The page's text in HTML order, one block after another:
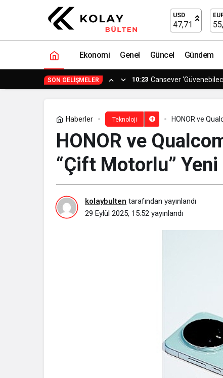
USD
47,71
Ekonomi Genel Güncel Gündem
SON GELIŞMELER 0:11 Avrupa ve Asya
Haberler Teknoloji HONOR ve
HONOR ve
“Çift Motorlu”
kolaybulten tarafından yayınlandı
29 Eylül 2025, 15:52 yayınlandı
ReLU Games, MIMESIS’I 27 Ekim’de